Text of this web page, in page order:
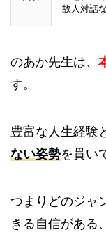
故人対話
のあか先生は、
す。
豊富な人生経験
ない姿勢を貫い
つまりどのジャ
きる自信がある